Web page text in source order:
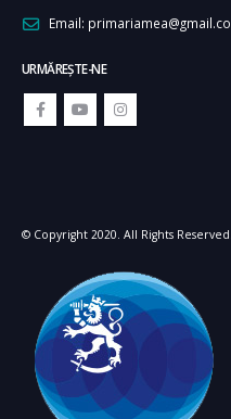
Email:
URMĂREŞTE-NE
© Copyright 2020. All Rights